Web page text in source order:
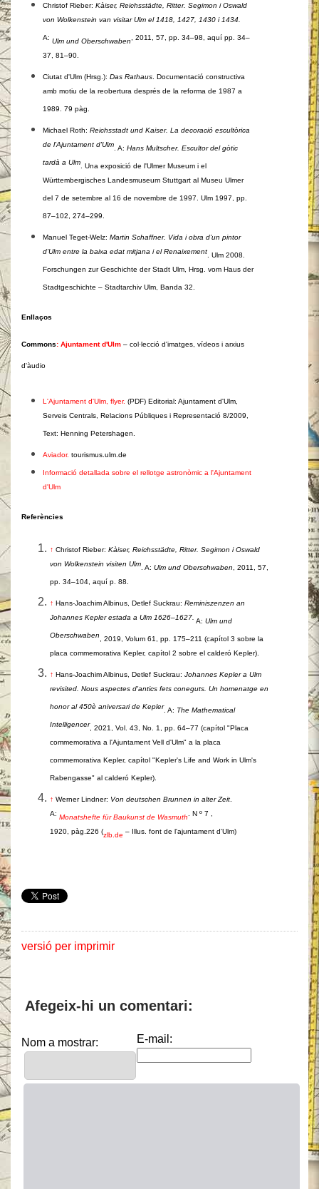
Christof Rieber: Kàiser, Reichsstädte, Ritter. Segimon i Oswald
von Wolkenstein van visitar Ulm el 1418, 1427, 1430 i 1434.
A: Ulm und Oberschwaben, 2011, 57, pp. 34–98, aquí pp. 34–
37, 81–90.
Ciutat d'Ulm (Hrsg.): Das Rathaus . Documentació constructiva
amb motiu de la reobertura després de la reforma de 1987 a
1989. 79 pàg.
Michael Roth: Reichsstadt und Kaiser. La decoració escultòrica
de l'Ajuntament d'Ulm . A: Hans Multscher. Escultor del gòtic
tardà a Ulm . Una exposició de l'Ulmer Museum i el
Württembergisches Landesmuseum Stuttgart al Museu Ulmer
del 7 de setembre al 16 de novembre de 1997. Ulm 1997, pp.
87–102, 274–299.
Manuel Teget-Welz: Martin Schaffner. Vida i obra d'un pintor
d'Ulm entre la baixa edat mitjana i el Renaixement . Ulm 2008.
Forschungen zur Geschichte der Stadt Ulm, Hrsg. vom Haus der
Stadtgeschichte – Stadtarchiv Ulm, Banda 32.
Enllaços
Commons: Ajuntament d'Ulm – col·lecció d'imatges, vídeos i arxius
d'àudio
L'Ajuntament d'Ulm, flyer. (PDF) Editorial: Ajuntament d'Ulm,
Serveis Centrals, Relacions Públiques i Representació 8/2009,
Text: Henning Petershagen.
Aviador. tourismus.ulm.de
Informació detallada sobre el rellotge astronòmic a l'Ajuntament
d'Ulm
Referències
↑ Christof Rieber: Kàiser, Reichsstädte, Ritter. Segimon i Oswald
von Wolkenstein visiten Ulm . A: Ulm und Oberschwaben , 2011, 57,
pp. 34–104, aquí p. 88.
↑ Hans-Joachim Albinus, Detlef Suckrau: Reminiszenzen an
Johannes Kepler estada a Ulm 1626–1627. A: Ulm und
Oberschwaben , 2019, Volum 61, pp. 175–211 (capítol 3 sobre la
placa commemorativa Kepler, capítol 2 sobre el calderó Kepler).
↑ Hans-Joachim Albinus, Detlef Suckrau: Johannes Kepler a Ulm
revisited. Nous aspectes d'antics fets coneguts. Un homenatge en
honor al 450è aniversari de Kepler . A: The Mathematical
Intelligencer , 2021, Vol. 43, No. 1, pp. 64–77 (capítol "Placa
commemorativa a l'Ajuntament Vell d'Ulm" a la placa
commemorativa Kepler, capítol "Kepler's Life and Work in Ulm's
Rabengasse" al calderó Kepler).
↑ Werner Lindner: Von deutschen Brunnen in alter Zeit
A: Monatshefte für Baukunst de Wasmuth. N º 7 ,
1920, pàg.226 (zlb.de – Illus. font de l'ajuntament d'Ulm)
versió per imprimir
Afegeix-hi un comentari:
Nom a mostrar: E-mail: